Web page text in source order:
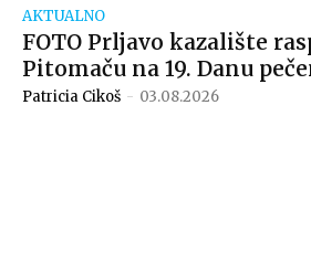
AKTUALNO
FOTO Prljavo kazalište
Pitomaču na 19. Danu
Patricia Cikoš - 03.08.2026